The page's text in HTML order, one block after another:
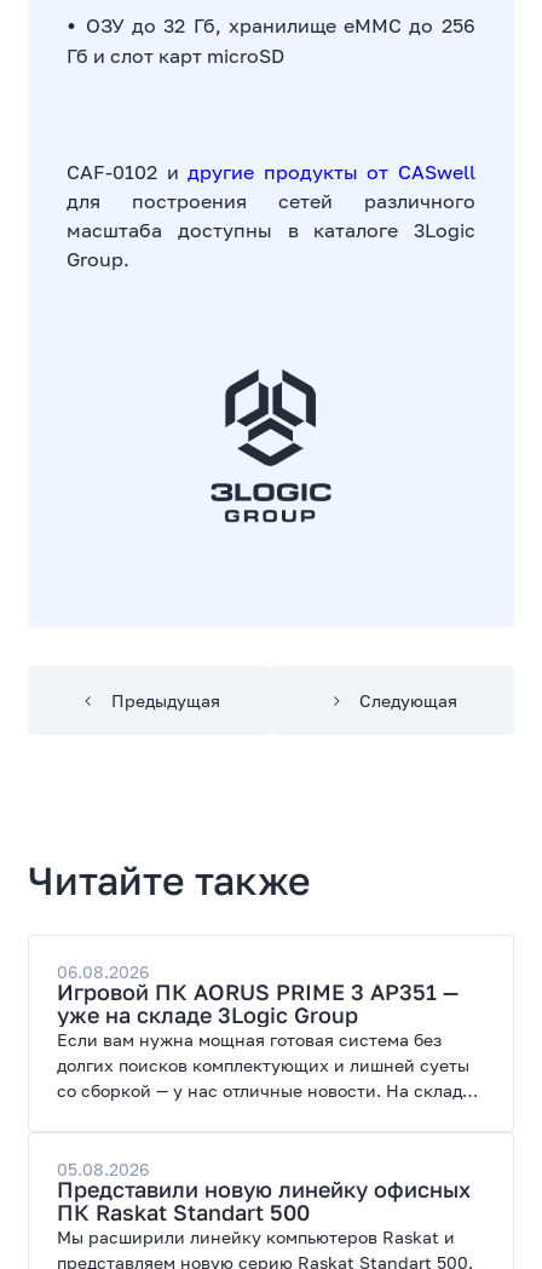
• ОЗУ до 32 Гб, хранилище eMMC до 256
Гб и слот карт microSD
CAF-0102 идругие продукты от CASwell
для построения сетей различного
масштаба доступны в каталоге 3Logic
Group.
Предыдущая Следующая
Читайте также
06.08.2026
Игровой ПК AORUS PRIME 3 AP351 —
уже на складе 3Logic Group
Если вам нужна мощная готовая система без
долгих поисков комплектующих и лишней суеты
со сборкой — у нас отличные новости. На склад
современных игр и работы с нейросетями.
05.08.2026
Представили новую линейку офисных
ПК Raskat Standart 500
Мы расширили линейку компьютеров Raskat и
представляем новую серию Raskat Standart 500.